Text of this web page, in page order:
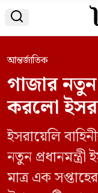

আন্তর্জাতিক
গাজার নতুন
করলো
ইসরায়েলি
নতুন
মাত্র এক